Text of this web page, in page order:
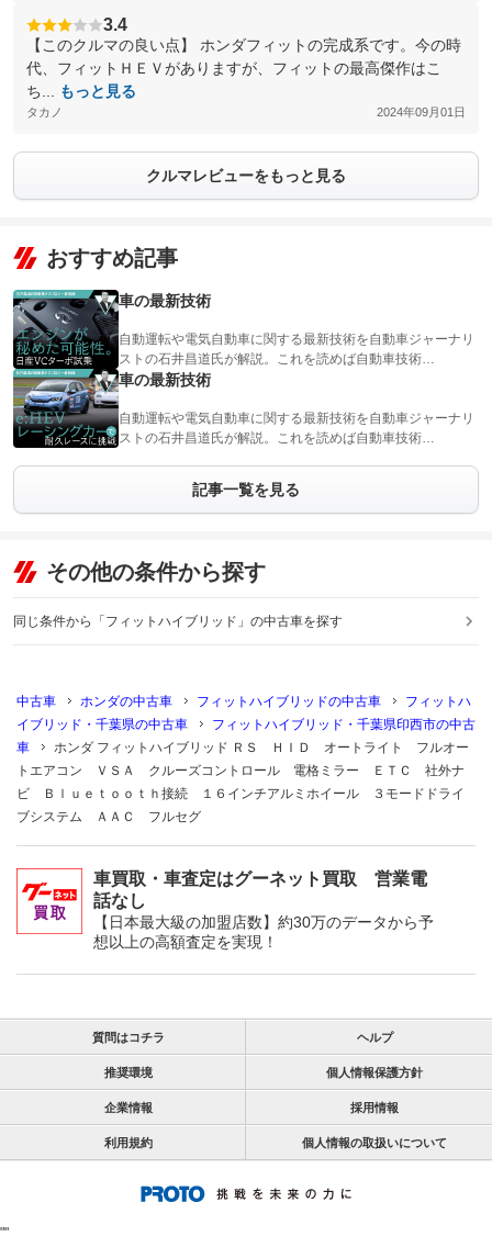
3.4
【このクルマの良い点】 ホンダフィットの完成系です。今の時
代、フィットＨＥＶがありますが、フィットの最高傑作はこ
ち...
もっと見る
タカノ 2024年09月01日
クルマレビューをもっと見る
おすすめ記事
車の最新技術
自動運転や電気自動車に関する最新技術を自動車ジャーナリ
ストの石井昌道氏が解説。これを読めば自動車技術…
車の最新技術
自動運転や電気自動車に関する最新技術を自動車ジャーナリ
ストの石井昌道氏が解説。これを読めば自動車技術…
記事一覧を見る
その他の条件から探す
同じ条件から「フィットハイブリッド」の中古車を探す
中古車 ホンダの中古車 フィットハイブリッドの中古車
フィットハ
イブリッド・千葉県の中古車
フィットハイブリッド・千葉県印西市の中古
車
ホンダ フィットハイブリッド ＲＳ ＨＩＤ オートライト フルオー
トエアコン ＶＳＡ クルーズコントロール 電格ミラー ＥＴＣ 社外ナ
ビ Ｂｌｕｅｔｏｏｔｈ接続 １６インチアルミホイール ３モードドライ
ブシステム ＡＡＣ フルセグ
車買取・車査定はグーネット買取 営業電
話なし
【日本最大級の加盟店数】約30万のデータから予
想以上の高額査定を実現！
質問はコチラ ヘルプ
推奨環境 個人情報保護方針
企業情報 採用情報
利用規約 個人情報の取扱いについて
""